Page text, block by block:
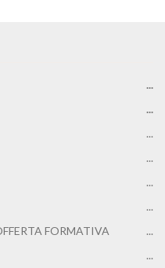
...
...
...
...
...
...
FORMATIVA
...
...